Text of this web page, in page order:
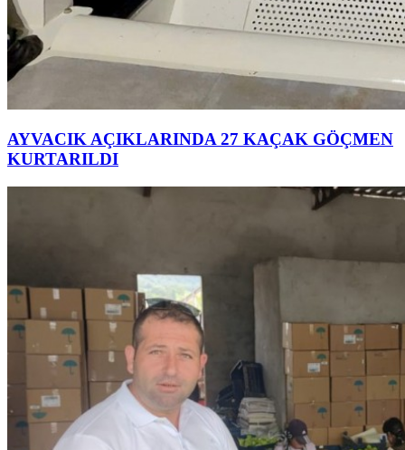
AYVACIK AÇIKLARINDA 27 KAÇAK GÖÇMEN
KURTARILDI